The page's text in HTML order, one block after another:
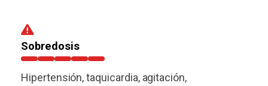
Sobredosis
Hipertensión, taquicardia, agitación,